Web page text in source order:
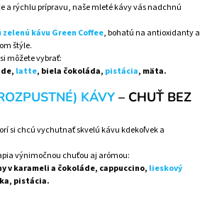
a rýchlu prípravu, naše mleté kávy vás nadchnú
zelenú kávu Green Coffee, bohatú na antioxidanty a
štýle.
môžete vybrať:
latte, biela čokoláda, pistácia, mäta.
KÁVY – CHUŤ BEZ
si chcú vychutnať skvelú kávu kdekoľvek a
výnimočnou chuťou aj arómou:
v karameli a čokoláde, cappuccino, lieskový
pistácia.